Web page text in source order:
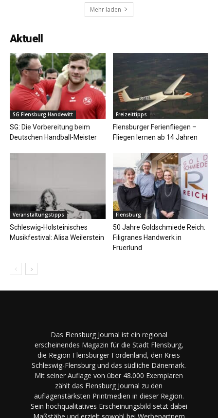
Mehr laden
Aktuell
SG Flensburg Handewitt
SG: Die Vorbereitung beim
Deutschen Handball-Meister
Freizeittipps
Flensburger Ferienfliegen –
Fliegen lernen ab 14 Jahren
Veranstaltungstipps
Schleswig-Holsteinisches
Musikfestival: Alisa Weilerstein
Flensburg
50 Jahre Goldschmiede Reich:
Filigranes Handwerk in
Fruerlund
Das Flensburg Journal ist ein regional
erscheinendes Magazin für die Stadt Flensburg,
die Region Flensburger Fördenland, den Kreis
Schleswig-Flensburg und das südliche Dänemark.
Mit seiner Auflage von über 48.000 Exemplaren
zählt das Flensburg Journal zu den
auflagenstärksten Printmedien in dieser Region.
Sein hochqualitatives Erscheinungsbild setzt dabei